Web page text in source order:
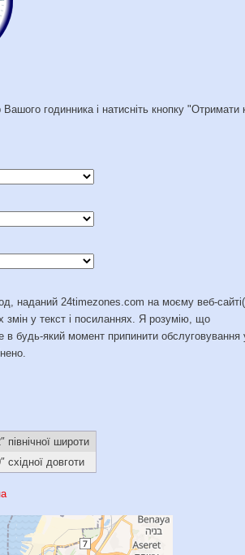
Вашого годинника і натисніть кнопку "Отримати
наданий 24timezones.com на моєму веб-
змін у текст і посиланнях. Я розумію, що
будь-який момент припинити обслуговування
північної широти
східної довготи